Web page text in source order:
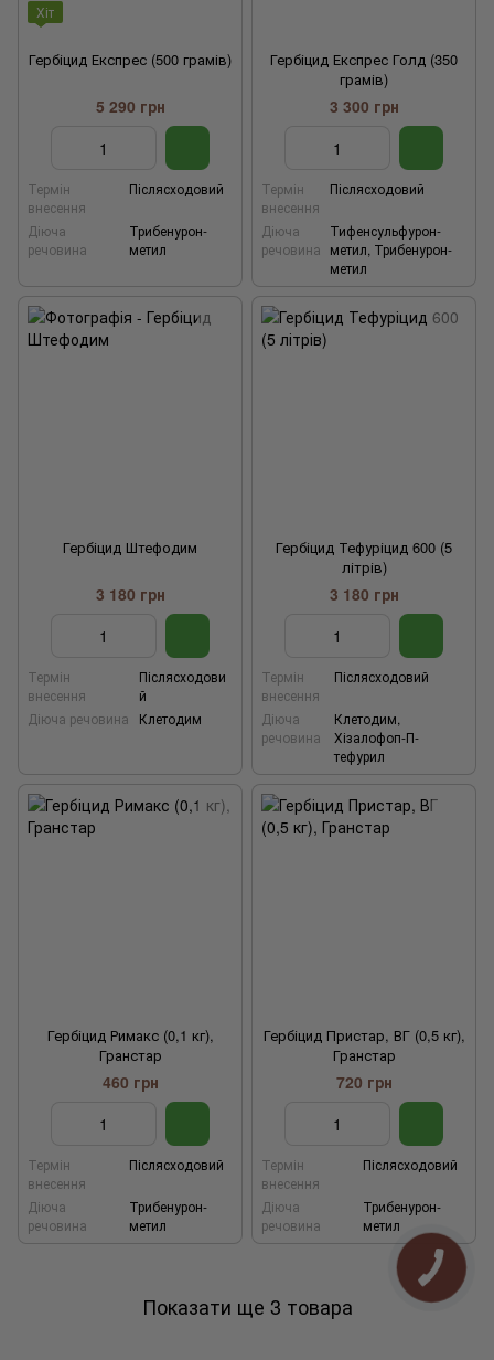
Хіт
Гербіцид Експрес (500 грамів)
5 290 грн
Термін
внесення
Післясходовий
Діюча
речовина
Трибенурон-
метил
Гербіцид Експрес Голд (350
грамів)
3 300 грн
Термін
внесення
Післясходовий
Діюча
речовина
Тифенсульфурон-
метил, Трибенурон-
метил
Гербіцид Штефодим
3 180 грн
Термін
внесення
Післясходови
й
Діюча речовина
Клетодим
Гербіцид Тефуріцид 600 (5
літрів)
3 180 грн
Термін
внесення
Післясходовий
Діюча
речовина
Клетодим,
Хізалофоп-П-
тефурил
Гербіцид Римакс (0,1 кг),
Гранстар
460 грн
Термін
внесення
Післясходовий
Діюча
речовина
Трибенурон-
метил
Гербіцид Пристар, ВГ (0,5 кг),
Гранстар
720 грн
Термін
внесення
Післясходовий
Діюча
речовина
Трибенурон-
метил
Показати ще 3 товара